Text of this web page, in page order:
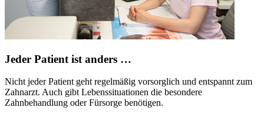
Jeder Patient ist anders …
Nicht jeder Patient geht regelmäßig vorsorglich und entspannt zum
Zahnarzt. Auch gibt Lebenssituationen die besondere
Zahnbehandlung oder Fürsorge benötigen.